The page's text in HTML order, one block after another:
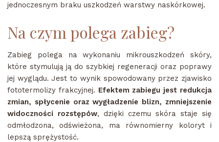
jednoczesnym braku uszkodzeń warstwy naskórkowej.
Na czym polega zabieg?
Zabieg polega na wykonaniu mikrouszkodzeń skóry,
które stymulują ją do szybkiej regeneracji oraz poprawy
jej wyglądu. Jest to wynik spowodowany przez zjawisko
fototermolizy frakcyjnej. Efektem zabiegu jest redukcja
zmian, spłycenie oraz wygładzenie blizn, zmniejszenie
widoczności rozstępów, dzięki czemu skóra staje się
odmłodzona, odświeżona, ma równomierny koloryt i
lepszą sprężystość.